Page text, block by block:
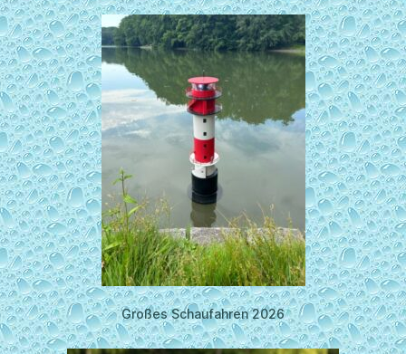
Großes Schaufahren 2026